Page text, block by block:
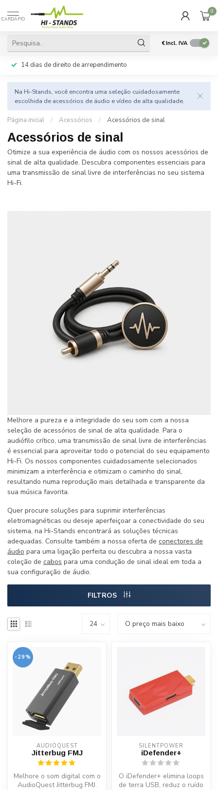
CARDÁPIO
0
€Incl. IVA
14 dias de direito de arrependimento
Na Hi-Stands, você encontra uma seleção cuidadosamente
escolhida de acessórios de áudio e vídeo de alta qualidade.
Página inicial / Acessórios / Acessórios de sinal
Acessórios de sinal
Otimize a sua experiência de áudio com os nossos acessórios de
sinal de alta qualidade. Descubra componentes essenciais para
uma transmissão de sinal livre de interferências no seu sistema
Hi-Fi.
Melhore a pureza e a integridade do seu som com a nossa
seleção de acessórios de sinal de alta qualidade. Para o
audiófilo crítico, uma transmissão de sinal livre de interferências
é essencial para aproveitar todo o potencial do seu equipamento
Hi-Fi. Os nossos componentes cuidadosamente selecionados
minimizam a interferência e otimizam o caminho do sinal,
resultando numa reprodução mais detalhada e transparente da
sua música favorita.
Quer procure soluções para suprimir interferências
eletromagnéticas ou deseje aperfeiçoar a conectividade do seu
sistema, na Hi-Stands encontrará as soluções técnicas
adequadas. Consulte também a nossa oferta de conectores de
áudio para uma ligação perfeita ou descubra a nossa vasta
coleção de cabos para uma condução de sinal ideal em toda a
sua configuração de áudio.
FILTROS
-29%
AUDIOQUEST
Jitterbug FMJ
Melhore o som digital com o
AudioQuest Jitterbug FMJ.
SILENTPOWER
iDefender+
O iDefender+ elimina loops
de terra USB, reduz o ruído